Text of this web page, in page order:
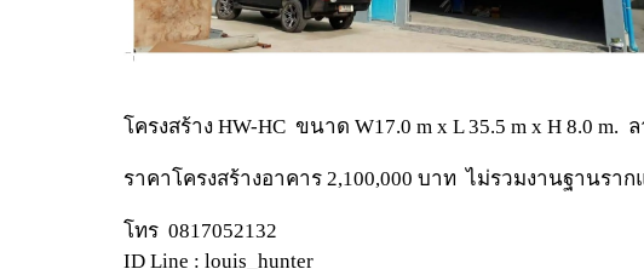
โครงสร้าง HW-HC ขนาด W17.0 m x L 35.5 m x H 8.0 m.
ราคาโครงสร้างอาคาร 2,100,000 บาท ไม่รวมงานฐานรา
โทร 0817052132
ID Line : louis_hunter